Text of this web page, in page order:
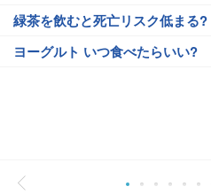
緑茶を飲むと死亡リスク低まる?
ヨーグルト いつ食べたらいい?